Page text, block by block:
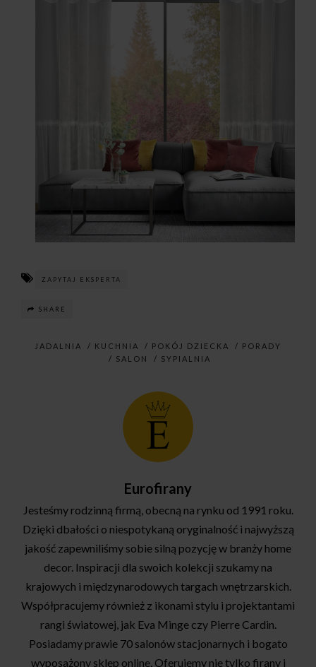
ZAPYTAJ EKSPERTA
SHARE
JADALNIA / KUCHNIA / POKÓJ DZIECKA / PORADY
/ SALON / SYPIALNIA
Eurofirany
Jesteśmy rodzinną firmą, obecną na rynku od 1991 roku.
Dzięki dbałości o niespotykaną oryginalność i najwyższą
jakość zapewniliśmy sobie silną pozycję w branży home
decor. Inspiracji dla swoich kolekcji szukamy na
krajowych i międzynarodowych targach wnętrzarskich.
Współpracujemy również z ikonami stylu i projektantami
rangi światowej, jak Eva Minge czy Pierre Cardin.
Posiadamy prawie 70 salonów stacjonarnych i bogato
wyposażony sklep online. Oferujemy nie tylko firany i